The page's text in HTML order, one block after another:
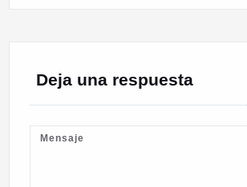
Deja una respuesta